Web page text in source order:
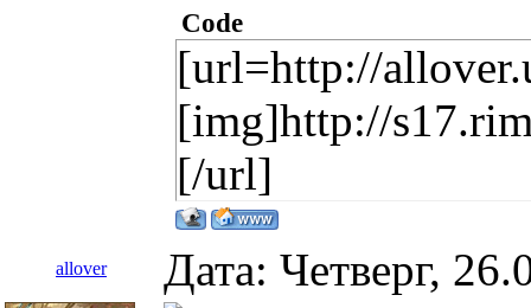
Code
[url=http://
[img]http://
[/url]
allover Дата: Четверг,